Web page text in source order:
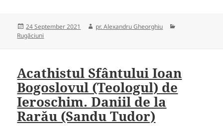
Posted
on
24 September 2021 Author
pr. Alexandru Gheorghiu
Rugăciuni
Acathistul Sfântului Ioan
Bogoslovul (Teologul) de
Ieroschim. Daniil de la
Rarău (Sandu Tudor)